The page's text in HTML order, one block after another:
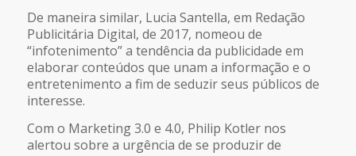
De maneira similar, Lucia Santella, em Redação
Publicitária Digital, de 2017, nomeou de
“infotenimento” a tendência da publicidade em
elaborar conteúdos que unam a informação e o
entretenimento a fim de seduzir seus públicos de
interesse.
Com o Marketing 3.0 e 4.0, Philip Kotler nos
alertou sobre a urgência de se produzir de